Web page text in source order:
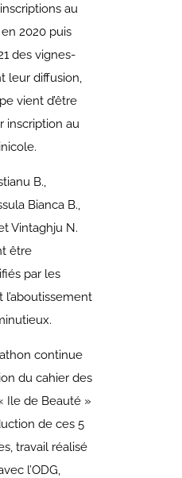
au
2020 puis
des vignes-
leur diffusion,
vient d’être
inscription au
B.,
Bianca B.,
Vintaghju N.
être
par les
l’aboutissement
continue
du cahier des
Ile de Beauté »
de ces 5
travail réalisé
l’ODG,